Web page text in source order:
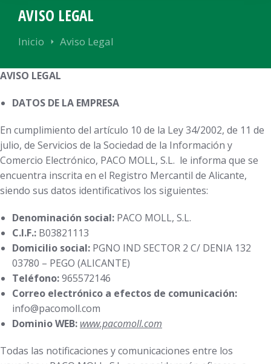
AVISO LEGAL
Estás aquí:
Inicio Aviso Legal
AVISO LEGAL
DATOS DE LA EMPRESA
En cumplimiento del artículo 10 de la Ley 34/2002, de 11 de
julio, de Servicios de la Sociedad de la Información y
Comercio Electrónico, PACO MOLL, S.L. le informa que se
encuentra inscrita en el Registro Mercantil de Alicante,
siendo sus datos identificativos los siguientes:
Denominación social: PACO MOLL, S.L.
C.I.F.: B03821113
Domicilio social: PGNO IND SECTOR 2 C/ DENIA 132
03780 – PEGO (ALICANTE)
Teléfono:965572146
Correo electrónico a efectos de comunicación:
info@pacomoll.com
Dominio WEB: www.pacomoll.com
Todas las notificaciones y comunicaciones entre los